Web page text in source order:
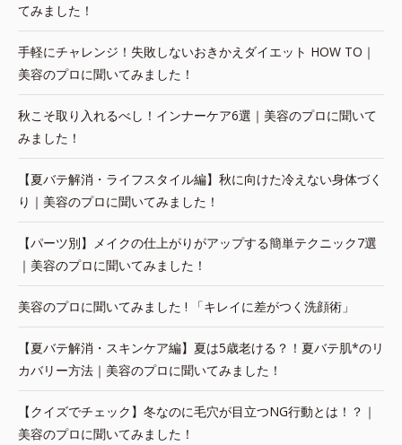
てみました！
手軽にチャレンジ！失敗しないおきかえダイエット HOW TO｜
美容のプロに聞いてみました！
秋こそ取り入れるべし！インナーケア6選｜美容のプロに聞いて
みました！
【夏バテ解消・ライフスタイル編】秋に向けた冷えない身体づく
り｜美容のプロに聞いてみました！
【パーツ別】メイクの仕上がりがアップする簡単テクニック7選
｜美容のプロに聞いてみました！
美容のプロに聞いてみました ! 「キレイに差がつく洗顔術」
【夏バテ解消・スキンケア編】夏は5歳老ける？！夏バテ肌*のリ
カバリー方法｜美容のプロに聞いてみました！
【クイズでチェック】冬なのに毛穴が目立つNG行動とは！？｜
美容のプロに聞いてみました！